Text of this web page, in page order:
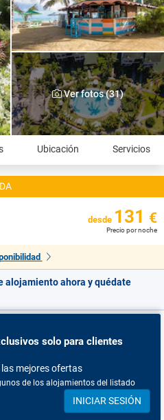
Ver fotos (31)
Ubicación Servicios
desde 131 €
Precio por noche
alojamiento ahora y quédate
solo para clientes
mejores ofertas
de los alojamientos del listado
INICIAR SESIÓN